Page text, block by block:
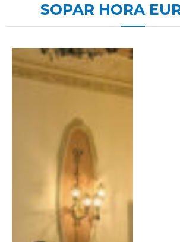
SOPAR HORA